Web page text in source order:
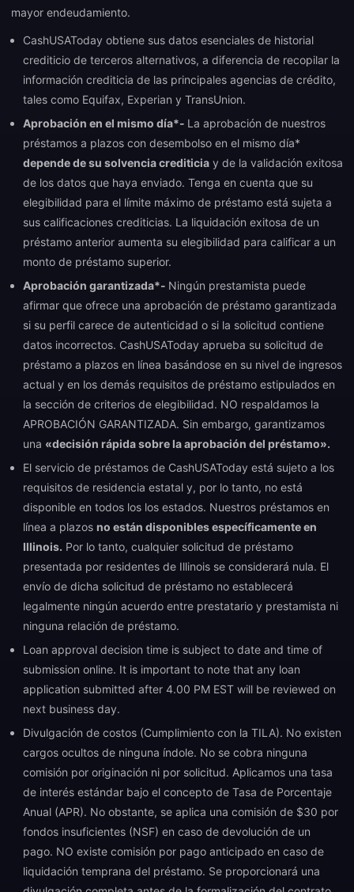
mayor endeudamiento.
CashUSAToday obtiene sus datos esenciales de historial
crediticio de terceros alternativos, a diferencia de recopilar la
información crediticia de las principales agencias de crédito,
tales como Equifax, Experian y TransUnion.
Aprobación en el mismo día*- La aprobación de nuestros
préstamos a plazos con desembolso en el mismo día*
depende de su solvencia crediticia y de la validación exitosa
de los datos que haya enviado. Tenga en cuenta que su
elegibilidad para el límite máximo de préstamo está sujeta a
sus calificaciones crediticias. La liquidación exitosa de un
préstamo anterior aumenta su elegibilidad para calificar a un
monto de préstamo superior.
Aprobación garantizada*- Ningún prestamista puede
afirmar que ofrece una aprobación de préstamo garantizada
si su perfil carece de autenticidad o si la solicitud contiene
datos incorrectos. CashUSAToday aprueba su solicitud de
préstamo a plazos en línea basándose en su nivel de ingresos
actual y en los demás requisitos de préstamo estipulados en
la sección de criterios de elegibilidad. NO respaldamos la
APROBACIÓN GARANTIZADA. Sin embargo, garantizamos
una «decisión rápida sobre la aprobación del préstamo».
El servicio de préstamos de CashUSAToday está sujeto a los
requisitos de residencia estatal y, por lo tanto, no está
disponible en todos los los estados. Nuestros préstamos en
línea a plazos no están disponibles específicamente en
Illinois. Por lo tanto, cualquier solicitud de préstamo
presentada por residentes de Illinois se considerará nula. El
envío de dicha solicitud de préstamo no establecerá
legalmente ningún acuerdo entre prestatario y prestamista ni
ninguna relación de préstamo.
Loan approval decision time is subject to date and time of
submission online. It is important to note that any loan
application submitted after 4.00 PM EST will be reviewed on
next business day.
Divulgación de costos (Cumplimiento con la TILA). No existen
cargos ocultos de ninguna índole. No se cobra ninguna
comisión por originación ni por solicitud. Aplicamos una tasa
de interés estándar bajo el concepto de Tasa de Porcentaje
Anual (APR). No obstante, se aplica una comisión de $30 por
fondos insuficientes (NSF) en caso de devolución de un
pago. NO existe comisión por pago anticipado en caso de
liquidación temprana del préstamo. Se proporcionará una